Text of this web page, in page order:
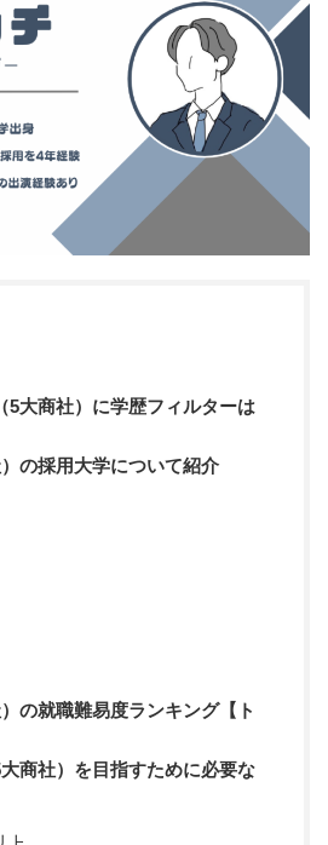
5大商社）に学歴フィルターは
の採用大学について紹介
の就職難易度ランキング【ト
商社）を目指すために必要な